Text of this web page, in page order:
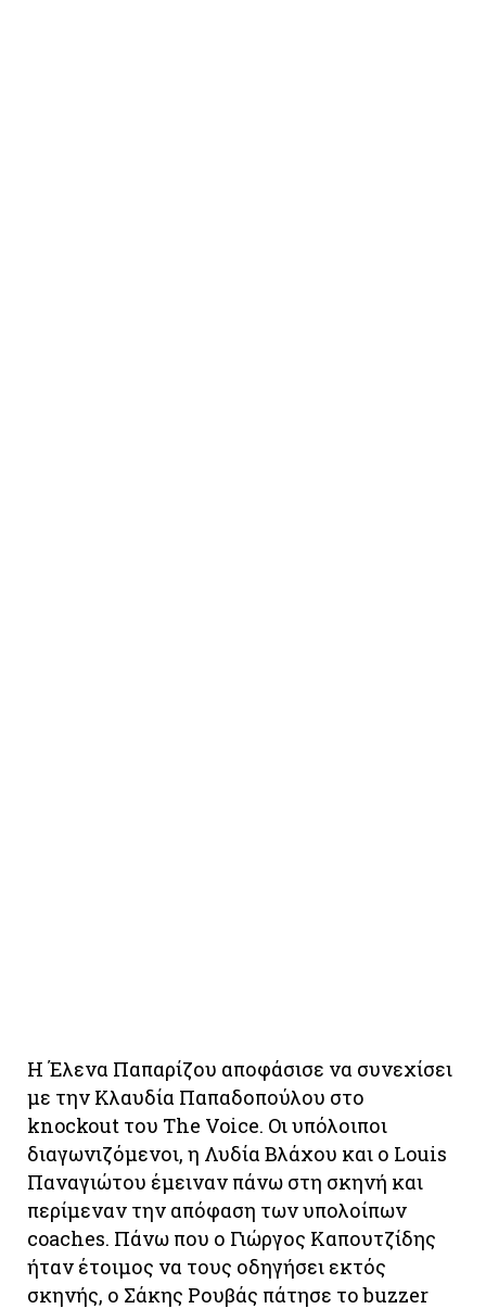
Η Έλενα Παπαρίζου αποφάσισε να συνεχίσει
με την Κλαυδία Παπαδοπούλου στο
knockout του The Voice. Οι υπόλοιποι
διαγωνιζόμενοι, η Λυδία Βλάχου και ο Louis
Παναγιώτου έμειναν πάνω στη σκηνή και
περίμεναν την απόφαση των υπολοίπων
coaches. Πάνω που ο Γιώργος Καπουτζίδης
ήταν έτοιμος να τους οδηγήσει εκτός
σκηνής, ο Σάκης Ρουβάς πάτησε το buzzer